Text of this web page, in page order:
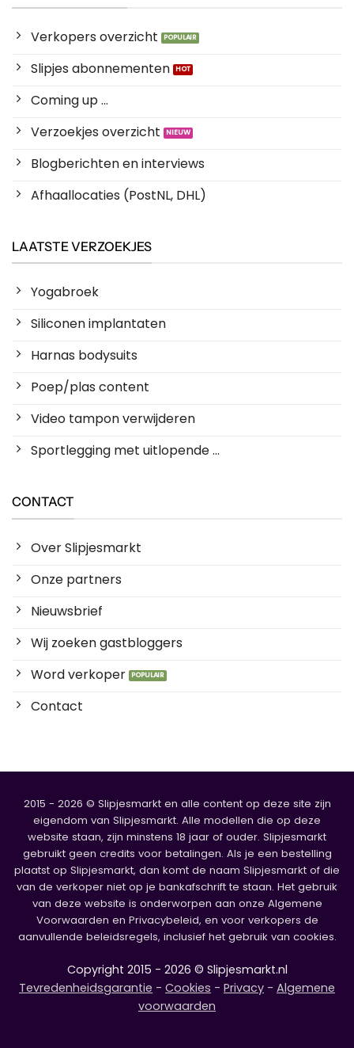
Verkopers overzicht
Slipjes abonnementen
Coming up ...
Verzoekjes overzicht
Blogberichten en interviews
Afhaallocaties (PostNL, DHL)
LAATSTE VERZOEKJES
Yogabroek
Siliconen implantaten
Harnas bodysuits
Poep/plas content
Video tampon verwijderen
Sportlegging met uitlopende ...
CONTACT
Over Slipjesmarkt
Onze partners
Nieuwsbrief
Wij zoeken gastbloggers
Word verkoper
Contact
2015 - 2026 © Slipjesmarkt en alle content op deze site zijn
eigendom van Slipjesmarkt. Alle modellen die op deze
website staan, zijn minstens 18 jaar of ouder. Slipjesmarkt
gebruikt geen credits voor betalingen. Als je een bestelling
plaatst op Slipjesmarkt, dan komt de naam Slipjesmarkt of die
van de verkoper niet op je bankafschrift te staan. Het gebruik
van deze website is onderworpen aan onze Algemene
Voorwaarden en Privacybeleid, en voor verkopers de
aanvullende beleidsregels, inclusief het gebruik van cookies.
Copyright 2015 - 2026 © Slipjesmarkt.nl
Tevredenheidsgarantie - Cookies - Privacy - Algemene
voorwaarden